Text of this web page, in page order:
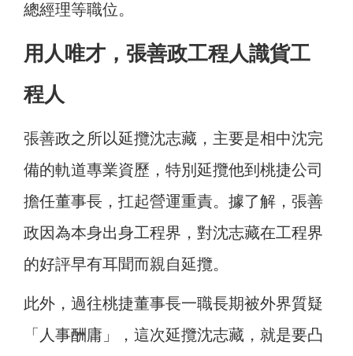
總經理等職位。
用人唯才，張善政工程人識貨工
程人
張善政之所以延攬沈志藏，主要是相中沈完
備的軌道專業資歷，特別延攬他到桃捷公司
擔任董事長，扛起營運重責。據了解，張善
政因為本身出身工程界，對沈志藏在工程界
的好評早有耳聞而親自延攬。
此外，過往桃捷董事長一職長期被外界質疑
「人事酬庸」，這次延攬沈志藏，就是要凸